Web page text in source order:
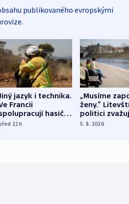
publikovaného evropskými
jazyk i technika.
Francii
hasiči z
zemí
22h
„Musíme
ženy.“
politici
dohodu o
5. 8. 2026